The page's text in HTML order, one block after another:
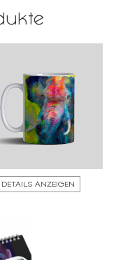
DETAILS ANZEIGEN